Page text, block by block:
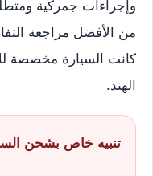
وإجراءات جمركية
من الأفضل مراجعة
كانت السيارة مخصصة
الهند.
تنبيه خاص بشحن